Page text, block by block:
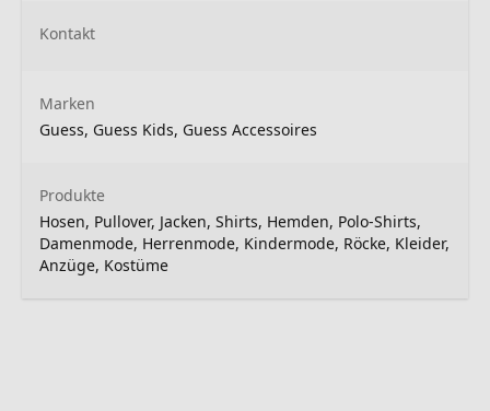
Kontakt
Marken
Guess, Guess Kids, Guess Accessoires
Produkte
Hosen, Pullover, Jacken, Shirts, Hemden, Polo-Shirts,
Damenmode, Herrenmode, Kindermode, Röcke, Kleider,
Anzüge, Kostüme